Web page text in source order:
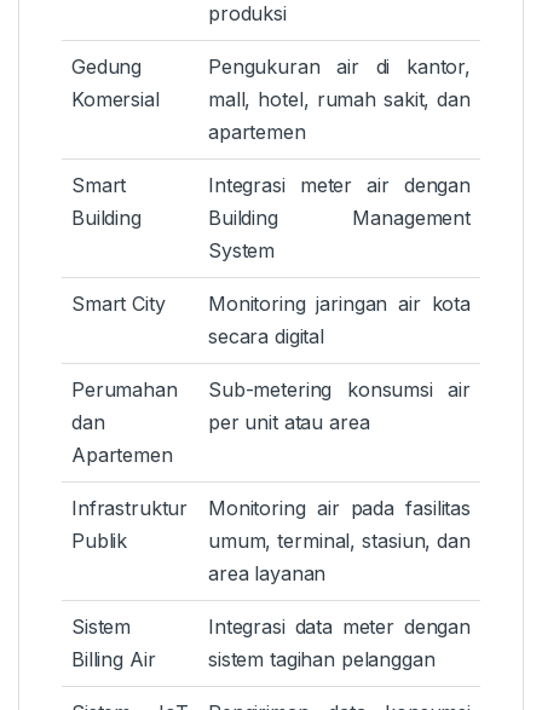
produksi
Gedung
Komersial
Pengukuran air di kantor,
mall, hotel, rumah sakit, dan
apartemen
Smart
Building
Integrasi meter air dengan
Building Management
System
Smart City
Monitoring jaringan air kota
secara digital
Perumahan
dan
Apartemen
Sub-metering konsumsi air
per unit atau area
Infrastruktur
Publik
Monitoring air pada fasilitas
umum, terminal, stasiun, dan
area layanan
Sistem
Billing Air
Integrasi data meter dengan
sistem tagihan pelanggan